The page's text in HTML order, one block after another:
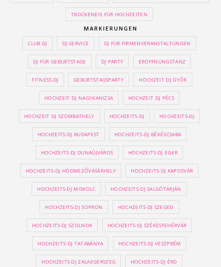
TROCKENEIS FÜR HOCHZEITEN
MARKIERUNGEN
CLUB DJ DJ-SERVICE DJ FÜR FIRMENVERANSTALTUNGEN
DJ FÜR GEBURTSTAGE DJ PARTY ERÖFFNUNGSTANZ
FITNESS-DJ GEBURTSTAGSPARTY HOCHZEIT DJ GYŐR
HOCHZEIT DJ NAGYKANIZSA HOCHZEIT DJ PÉCS
HOCHZEIT DJ SZOMBATHELY HOCHZEITS-DJ HOCHZEITS-DJ
HOCHZEITS-DJ BUDAPEST HOCHZEITS-DJ BÉKÉSCSABA
HOCHZEITS-DJ DUNAÚJVÁROS HOCHZEITS-DJ EGER
HOCHZEITS-DJ HÓDMEZŐVÁSÁRHELY HOCHZEITS-DJ KAPOSVÁR
HOCHZEITS-DJ MISKOLC HOCHZEITS-DJ SALGÓTARJÁN
HOCHZEITS-DJ SOPRON HOCHZEITS-DJ SZEGED
HOCHZEITS-DJ SZOLNOK HOCHZEITS-DJ SZÉKESFEHÉRVÁR
HOCHZEITS-DJ TATABÁNYA HOCHZEITS-DJ VESZPRÉM
HOCHZEITS-DJ ZALAEGERSZEG HOCHZEITS-DJ ÉRD